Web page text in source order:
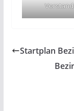
Startplan